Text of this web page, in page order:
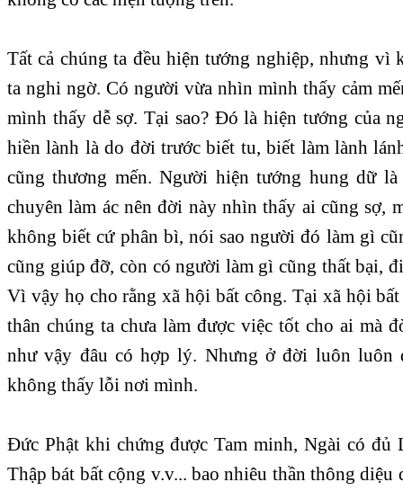
Tất cả chúng ta đều hiện tướng nghiệp, nhưng vì
ta nghi ngờ. Có người vừa nhìn mình thấy cảm
mình thấy dễ sợ. Tại sao? Đó là hiện tướng của
hiền lành là do đời trước biết tu, biết làm lành
cũng thương mến. Người hiện tướng hung dữ
chuyên làm ác nên đời này nhìn thấy ai cũng sợ,
không biết cứ phân bì, nói sao người đó làm gì
cũng giúp đỡ, còn có người làm gì cũng thất bại,
Vì vậy họ cho rằng xã hội bất công. Tại xã hội
thân chúng ta chưa làm được việc tốt cho ai mà
như vậy đâu có hợp lý. Nhưng ở đời luôn luôn
không thấy lỗi nơi mình.
Đức Phật khi chứng được Tam minh, Ngài có đủ
Thập bát bất cộng v.v... bao nhiêu thần thông diệu